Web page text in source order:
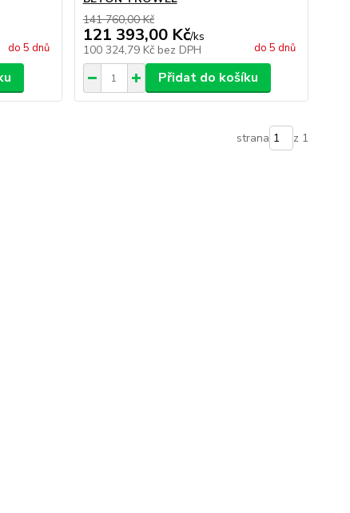
do 5 dnů
141 760,00 Kč
121 393,00 Kč/ks
100 324,79 Kč bez DPH do 5 dnů
Přidat do košíku
strana z 1